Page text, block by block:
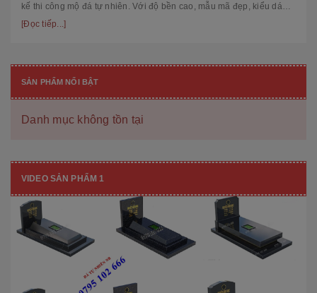
kế thi công mộ đá tự nhiên. Với độ bền cao, mẫu mã đẹp, kiểu dáng
hiệ...
[Đọc tiếp...]
SẢN PHẨM NỔI BẬT
Danh mục không tồn tại
VIDEO SẢN PHẨM 1